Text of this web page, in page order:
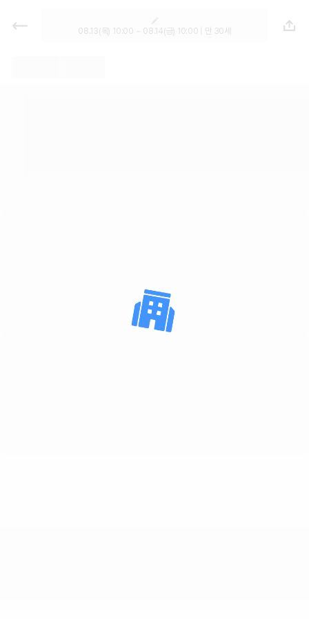
렌트카 추천 | 최저가 한눈에 비교 렌
터카 카모아08.13(목) 10:00 ~ 08.14(금) 10:00 | 만 30세